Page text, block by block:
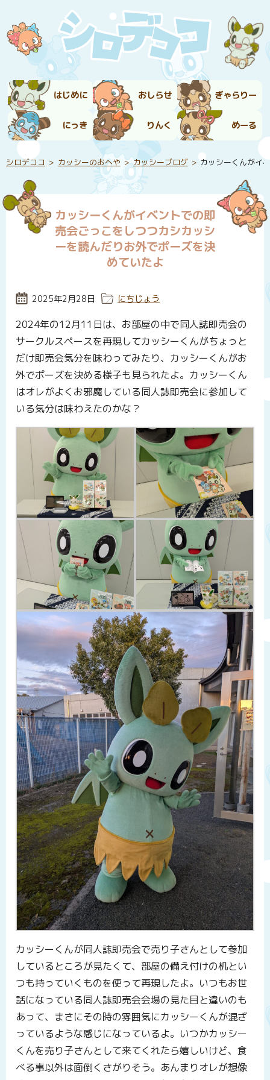
はじめに おしらせ ぎゃらりー
にっき りんく めーる
シロデココ カッシーのおへや カッシーブログ カッシーくんがイ
カッシーくんがイベントでの即
売会ごっこをしつつカシカッシ
ーを読んだりお外でポーズを決
めていたよ
投稿日:
2025年2月28日 カテゴリー:
にちじょう
2024年の12月11日は、お部屋の中で同人誌即売会の
サークルスペースを再現してカッシーくんがちょっと
だけ即売会気分を味わってみたり、カッシーくんがお
外でポーズを決める様子も見られたよ。カッシーくん
はオレがよくお邪魔している同人誌即売会に参加して
いる気分は味わえたのかな？
カッシーくんが同人誌即売会で売り子さんとして参加
しているところが見たくて、部屋の備え付けの机とい
つも持っていくものを使って再現したよ。いつもお世
話になっている同人誌即売会会場の見た目と違いのも
あって、まさにその時の雰囲気にカッシーくんが混ざ
っているような感じになっているよ。いつかカッシー
くんを売り子さんとして来てくれたら嬉しいけど、食
べる事以外は面倒くさがりそう。あんまりオレが想像